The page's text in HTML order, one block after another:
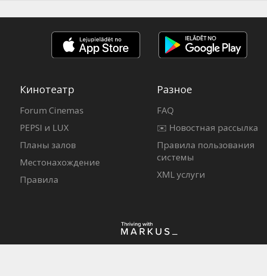
Кинотеатр
Forum Cinemas
PEPSI и LUX
Планы залов
Местонахождение
Правила
Разное
FAQ
✉️ Новостная рассылка
Правила пользования
системы
XML услуги